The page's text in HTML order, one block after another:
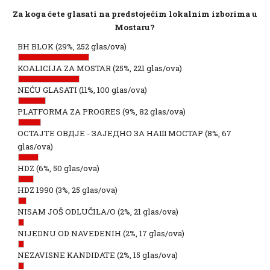
Za koga ćete glasati na predstojećim lokalnim izborima u
Mostaru?
BH BLOK(29%, 252 glas/ova)
KOALICIJA ZA MOSTAR(25%, 221 glas/ova)
NEĆU GLASATI (11%, 100 glas/ova)
PLATFORMA ZA PROGRES (9%, 82 glas/ova)
ОСТАЈТЕ ОВДЈЕ - ЗАЈЕДНО ЗА НАШ МОСТАР (8%, 67
glas/ova)
HDZ (6%, 50 glas/ova)
HDZ 1990 (3%, 25 glas/ova)
NISAM JOŠ ODLUČILA/O (2%, 21 glas/ova)
NIJEDNU OD NAVEDENIH (2%, 17 glas/ova)
NEZAVISNE KANDIDATE (2%, 15 glas/ova)